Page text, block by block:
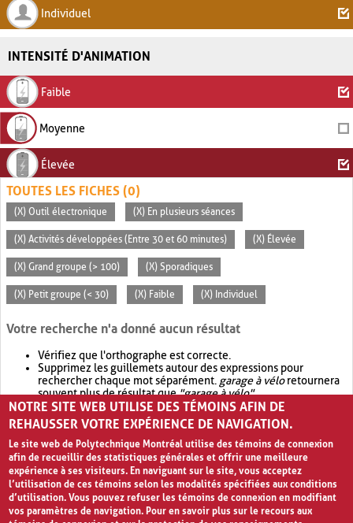
Individuel
INTENSITÉ D'ANIMATION
Faible
Moyenne
Élevée
TOUTES LES FICHES (0)
(X) Outil électronique (X) En plusieurs séances
(X) Activités développées (Entre 30 et 60 minutes) (X) Élevée
(X) Grand groupe (> 100) (X) Sporadiques
(X) Petit groupe (< 30) (X) Faible (X) Individuel
Votre recherche n'a donné aucun résultat
Vérifiez que l'orthographe est correcte.
Supprimez les guillemets autour des expressions pour
rechercher chaque mot séparément. garage à véloretournera
souvent plus de résultat que"garage à vélo".
Envisagez d'élargir votre recherche avec OR.garage OR vélo
retournera souvent plus de résultat quegarage à vélo
NOTRE SITE WEB UTILISE DES TÉMOINS AFIN DE
REHAUSSER VOTRE EXPÉRIENCE DE NAVIGATION.
Le site web de Polytechnique Montréal utilise des témoins de connexion
afin de recueillir des statistiques générales et offrir une meilleure
expérience à ses visiteurs. En naviguant sur le site, vous acceptez
l’utilisation de ces témoins selon les modalités spécifiées aux conditions
d’utilisation. Vous pouvez refuser les témoins de connexion en modifiant
vos paramètres de navigation. Pour en savoir plus sur le recours aux